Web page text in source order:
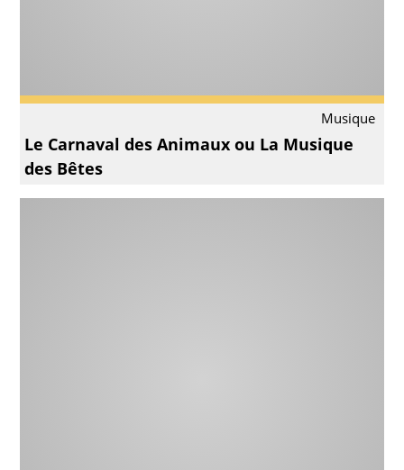
Musique
Le Carnaval des Animaux ou La Musique
des Bêtes